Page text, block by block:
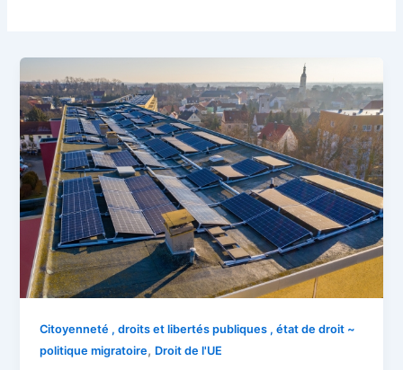
Citoyenneté , droits et libertés publiques , état de droit ~
politique migratoire, Droit de l'UE